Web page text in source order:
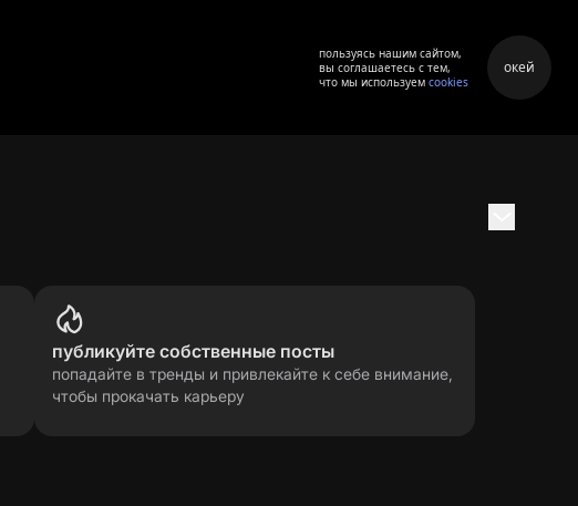
публикуйте собственные посты
попадайте в тренды и привлекайте к себе внимание,
чтобы прокачать карьеру
пользуясь нашим сайтом,
вы соглашаетесь с тем,
что мы используем cookies
окей